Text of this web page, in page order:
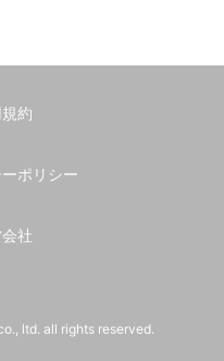
約
ポリシー
社
ltd. all rights reserved.